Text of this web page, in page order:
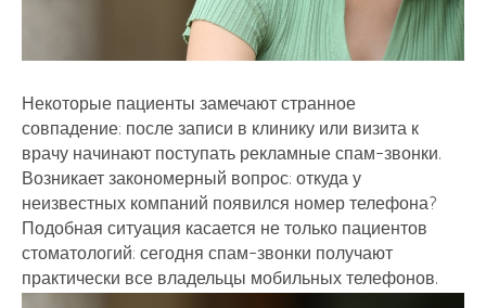
Некоторые пациенты замечают странное
совпадение: после записи в клинику или визита к
врачу начинают поступать рекламные спам-звонки.
Возникает закономерный вопрос: откуда у
неизвестных компаний появился номер телефона?
Подобная ситуация касается не только пациентов
стоматологий: сегодня спам-звонки получают
практически все владельцы мобильных телефонов.